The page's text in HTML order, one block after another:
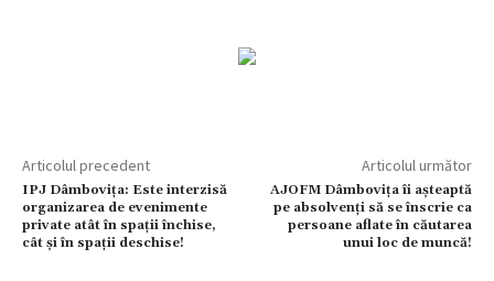
Articolul precedent
IPJ Dâmbovița: Este interzisă
organizarea de evenimente
private atât în spații închise,
cât și în spații deschise!
Articolul următor
AJOFM Dâmbovița îi așteaptă
pe absolvenți să se înscrie ca
persoane aflate în căutarea
unui loc de muncă!